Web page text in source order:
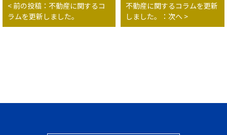
< 前の投稿：不動産に関するコ
ラムを更新しました。
不動産に関するコラムを更新
しました。：次へ >